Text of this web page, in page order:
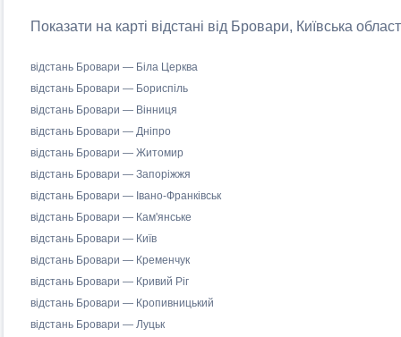
Показати на карті відстані від Бровари, Київська
відстань Бровари — Біла Церква
відстань Бровари — Бориспіль
відстань Бровари — Вінниця
відстань Бровари — Дніпро
відстань Бровари — Житомир
відстань Бровари — Запоріжжя
відстань Бровари — Івано-Франківськ
відстань Бровари — Кам'янське
відстань Бровари — Київ
відстань Бровари — Кременчук
відстань Бровари — Кривий Ріг
відстань Бровари — Кропивницький
відстань Бровари — Луцьк